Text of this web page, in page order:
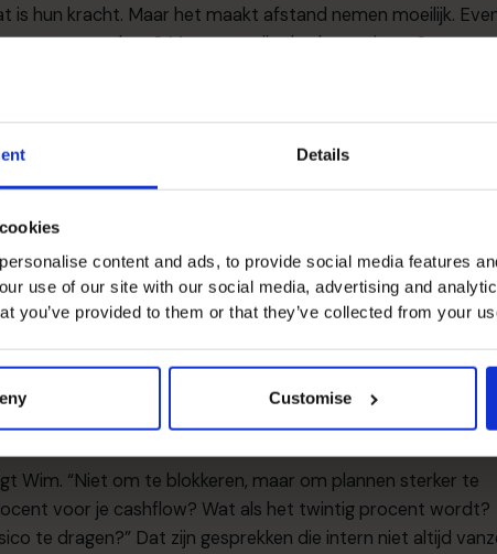
Details
content and ads, to provide social media features
use of our site with our social media, advertising and
you’ve provided to them or that they’ve collected from your
Customise
is hun kracht. Maar het maakt afstand nemen moeilijk.
gaan we doen? Maar: wat zijn de alternatieven?
één duidelijke richting kiest. Dat is logisch. Maar het is mijn
andere opties? Wat als we het anders aanpakken? Wat
is geen tegenwerken. Dat is verbreden.”
tegenspraak
Het draait om betere besluiten. Een goede
tafel leggen. Niet één pad, maar meerdere scenario’s. Ten
het oorspronkelijke plan niet het sterkste. Ten derde: het
expliciet te benoemen. Door afspraken te maken: als we dit
te bepalen. Zo verlaag je risico’s en verhoog je de kans
Wim. “Niet om te blokkeren, maar om plannen sterker te
voor je cashflow? Wat als het twintig procent wordt?
te dragen?” Dat zijn gesprekken die intern niet altijd